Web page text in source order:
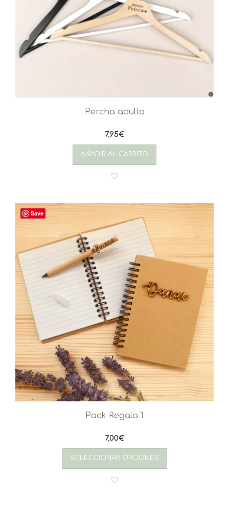
Percha adulto
7,95€
AÑADIR AL CARRITO
Save
Pack Regala 1
7,00€
SELECCIONAR OPCIONES